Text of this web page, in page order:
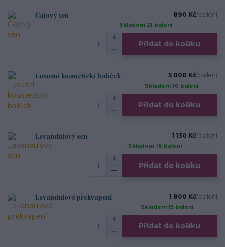
Čajový sen 890 Kč/balení
Skladem 21 balení
Přidat do košíku
Luxusní kosmetický balíček 5 000 Kč/balení
Skladem 10 balení
Přidat do košíku
Levandulový sen 1 130 Kč/balení
Skladem 16 balení
Přidat do košíku
Levandulové překvapení 1 800 Kč/balení
Skladem 15 balení
Přidat do košíku